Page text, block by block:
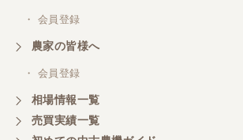
・ 会員登録
農家の皆様へ
・ 会員登録
相場情報一覧
売買実績一覧